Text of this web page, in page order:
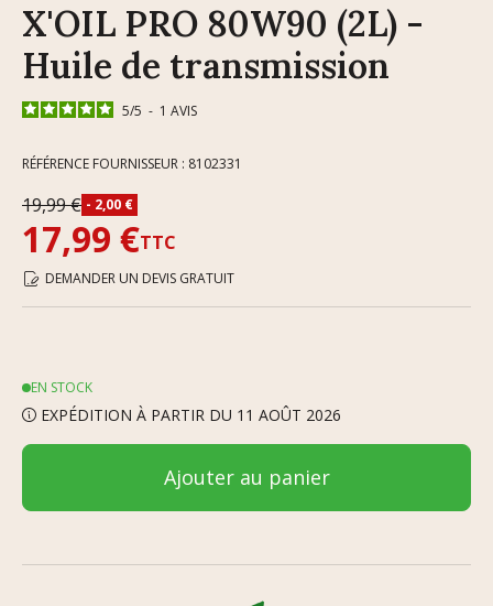
X'OIL PRO 80W90 (2L) -
Huile de transmission
5/5 - 1 AVIS
RÉFÉRENCE FOURNISSEUR : 8102331
19,99 € - 2,00 €
17,99 €TTC
DEMANDER UN DEVIS GRATUIT
EN STOCK
EXPÉDITION À PARTIR DU 11 AOÛT 2026
Ajouter au panier